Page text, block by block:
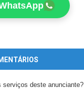
serviços deste anunciante?